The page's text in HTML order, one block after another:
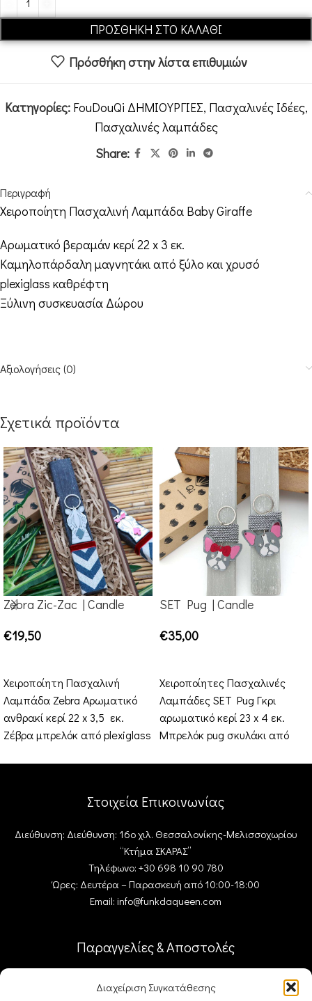
Διαχείριση Συγκατάθεσης
ΠΡΟΣΘΉΚΗ ΣΤΟ ΚΑΛΆΘΙ
Πρόσθήκη στην λίστα επιθυμιών
Κατηγορίες: FouDouQi ΔΗΜΙΟΥΡΓΙΕΣ, Πασχαλινές Ιδέες,
Πασχαλινές λαμπάδες
Share:
Περιγραφή
Χειροποίητη Πασχαλινή Λαμπάδα Baby Giraffe
Αρωματικό βεραμάν κερί 22x 3 εκ.
Καμηλοπάρδαλη μαγνητάκι από ξύλο και χρυσό
plexiglass καθρέφτη
Ξύλινη συσκευασία Δώρου
Αξιολογήσεις (0)
Σχετικά προϊόντα
Zebra Ζic-Zac | Candle
€19,50
Χειροποίητη Πασχαλινή
Λαμπάδα Zebra Αρωματικό
ανθρακί κερί 22 x 3,5 εκ.
Ζέβρα μπρελόκ από plexiglass
SET Pug | Candle
€35,00
Χειροποίητες Πασχαλινές
Λαμπάδες SET Pug Γκρι
αρωματικό κερί 23 x 4 εκ.
Μπρελόκ pug σκυλάκι από
Στοιχεία Επικοινωνίας
Διεύθυνση: Διεύθυνση: 16ο χιλ. Θεσσαλονίκης-Μελισσοχωρίου
“Κτήμα ΣΚΑΡΑΣ”
Τηλέφωνο: +30 698 10 90 780
Ώρες: Δευτέρα – Παρασκευή από 10:00-18:00
Email: info@funkdaqueen.com
Παραγγελίες & Αποστολές
Καλάθι